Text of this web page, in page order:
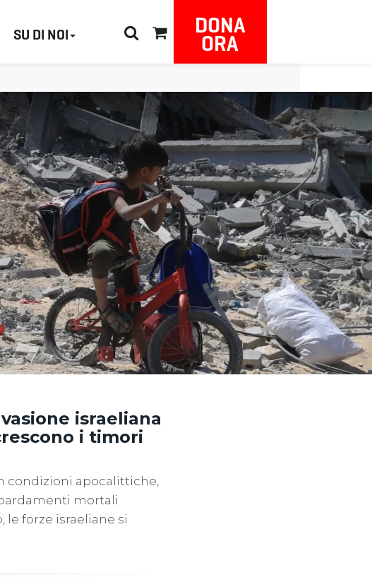
SU DI NOI DONA
ORA
israeliana
i timori
condizioni apocalittiche,
mortali
forze israeliane si